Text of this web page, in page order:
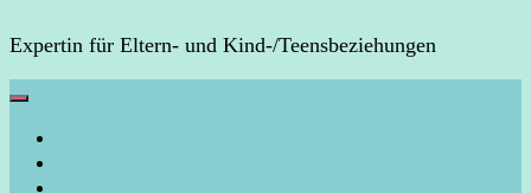
Expertin für Eltern- und Kind-/Teensbeziehungen